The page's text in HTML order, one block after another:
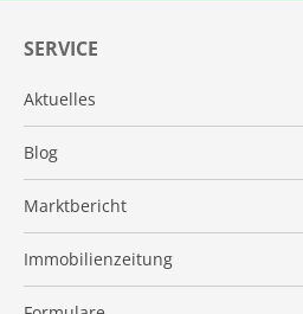
SERVICE
Aktuelles
Blog
Marktbericht
Immobilienzeitung